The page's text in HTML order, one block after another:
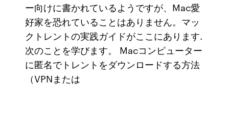
ー向けに書かれているようですが、Mac愛
好家を恐れていることはありません。マッ
クトレントの実践ガイドがここにあります.
次のことを学びます。 Macコンピューター
に匿名でトレントをダウンロードする方法
（VPNまたは